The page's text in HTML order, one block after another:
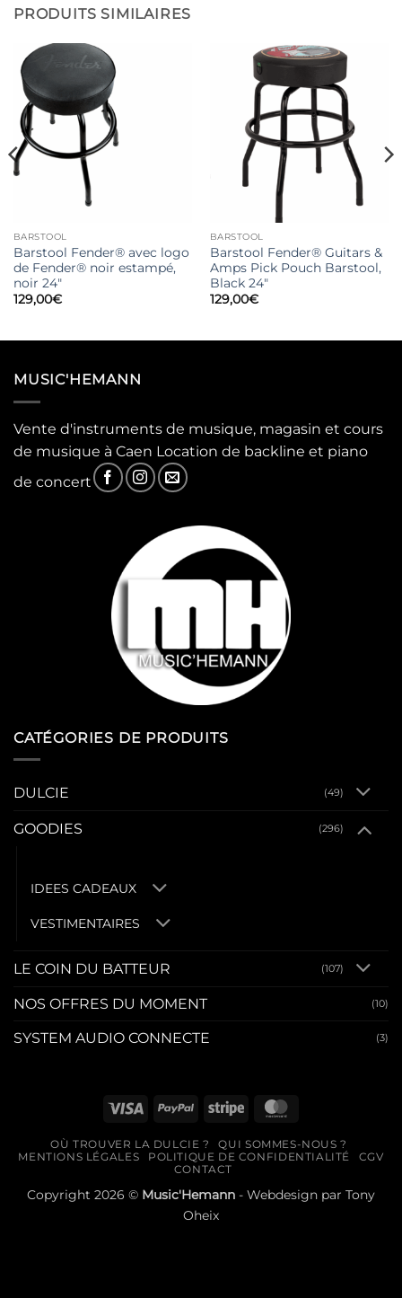
PRODUITS SIMILAIRES
BARSTOOL
Barstool Fender® avec logo
de Fender® noir estampé,
noir 24″
129,00€
BARSTOOL
Barstool Fender® Guitars &
Amps Pick Pouch Barstool,
Black 24″
129,00€
MUSIC'HEMANN
Vente d'instruments de musique, magasin et cours
de musique à Caen Location de backline et piano
de concert
CATÉGORIES DE PRODUITS
DULCIE (49)
GOODIES (296)
IDEES CADEAUX
VESTIMENTAIRES
LE COIN DU BATTEUR (107)
NOS OFFRES DU MOMENT (10)
SYSTEM AUDIO CONNECTE (3)
Visa PayPal Stripe
OÙ TROUVER LA DULCIE ?
QUI SOMMES-NOUS ?
MENTIONS LÉGALES
POLITIQUE DE CONFIDENTIALITÉ
CGV
CONTACT
Copyright 2026 © Music'Hemann - Webdesign par Tony
Oheix